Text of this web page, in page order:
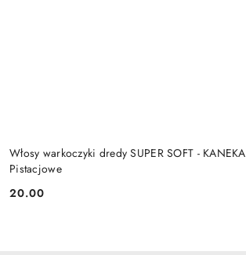
Włosy warkoczyki dredy SUPER SOFT -
Pistacjowe
Cena:
20.00